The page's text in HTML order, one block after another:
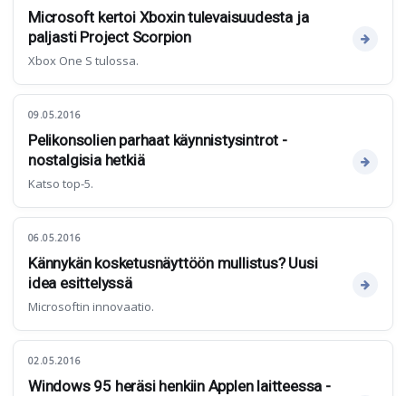
Microsoft kertoi Xboxin tulevaisuudesta ja
paljasti Project Scorpion
Xbox One S tulossa.
09.05.2016
Pelikonsolien parhaat käynnistysintrot -
nostalgisia hetkiä
Katso top-5.
06.05.2016
Kännykän kosketusnäyttöön mullistus? Uusi
idea esittelyssä
Microsoftin innovaatio.
02.05.2016
Windows 95 heräsi henkiin Applen laitteessa -